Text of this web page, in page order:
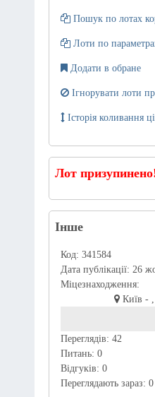
Пошук по лотах
Лоти по
Додати в обране
Ігнорувати лоти
Історія коливання
Лот
Інше
Код: 341584
Дата публікації: 26
Міцезнаходження:
Київ -
Переглядів: 42
Питань: 0
Відгуків: 0
Переглядають зараз: 0